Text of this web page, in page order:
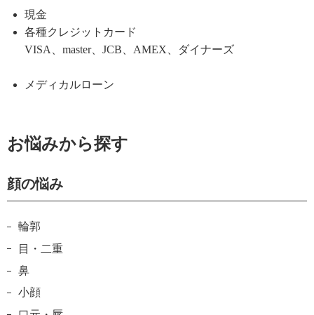
現金
各種クレジットカード
VISA、master、JCB、AMEX、ダイナーズ
メディカルローン
お悩みから探す
顔の悩み
輪郭
目・二重
鼻
小顔